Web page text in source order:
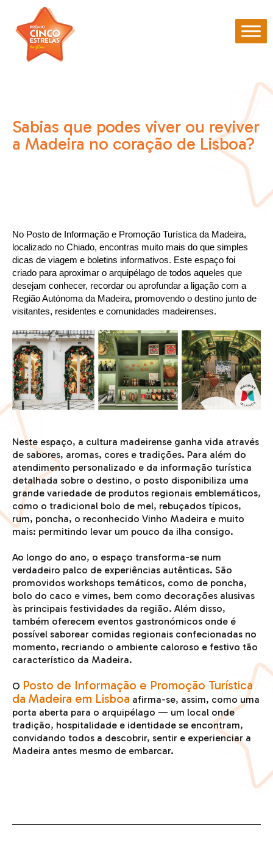
Sabias que podes viver ou reviver
a Madeira no coração de Lisboa?
No Posto de Informação e Promoção Turística da Madeira,
localizado no Chiado, encontras muito mais do que simples
dicas de viagem e boletins informativos. Este espaço foi
criado para aproximar o arquipélago de todos aqueles que
desejam conhecer, recordar ou aprofundar a ligação com a
Região Autónoma da Madeira, promovendo o destino junto de
visitantes, residentes e comunidades madeirenses.
Neste espaço, a cultura madeirense ganha vida através
de sabores, aromas, cores e tradições. Para além do
atendimento personalizado e da informação turística
detalhada sobre o destino, o posto disponibiliza uma
grande variedade de produtos regionais emblemáticos,
como o tradicional bolo de mel, rebuçados típicos,
rum, poncha, o reconhecido Vinho Madeira e muito
mais: permitindo levar um pouco da ilha consigo.
Ao longo do ano, o espaço transforma-se num
verdadeiro palco de experiências autênticas. São
promovidos workshops temáticos, como de poncha,
bolo do caco e vimes, bem como decorações alusivas
às principais festividades da região. Além disso,
também oferecem eventos gastronómicos onde é
possível saborear comidas regionais confecionadas no
momento, recriando o ambiente caloroso e festivo tão
característico da Madeira.
O Posto de Informação e Promoção Turística
da Madeira em Lisboa afirma-se, assim, como uma
porta aberta para o arquipélago — um local onde
tradição, hospitalidade e identidade se encontram,
convidando todos a descobrir, sentir e experienciar a
Madeira antes mesmo de embarcar.